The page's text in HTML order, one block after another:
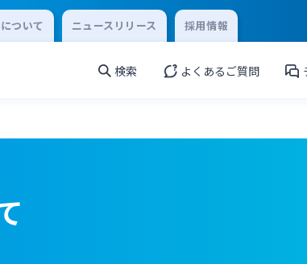
ついて ニュースリリース 採用情報
検索 よくあるご質問